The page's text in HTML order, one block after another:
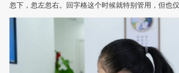
忽下，忽左忽右。回字格这个时候就特别管用，但也